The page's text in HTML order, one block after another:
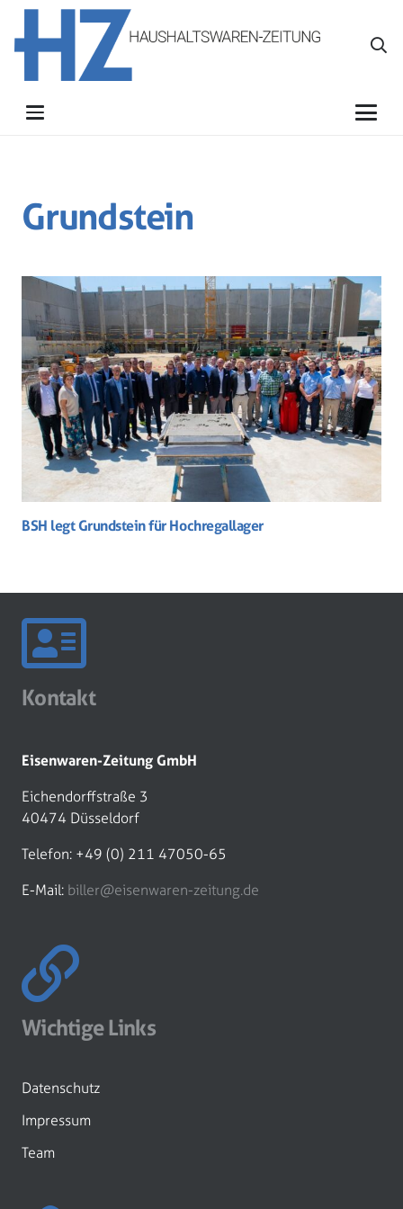
Grundstein
BSH legt Grundstein für Hochregallager
Kontakt
Eisenwaren-Zeitung GmbH
Eichendorffstraße 3
40474 Düsseldorf
Telefon: +49 (0) 211 47050-65
E-Mail: biller@eisenwaren-zeitung.de
Wichtige Links
Datenschutz
Impressum
Team